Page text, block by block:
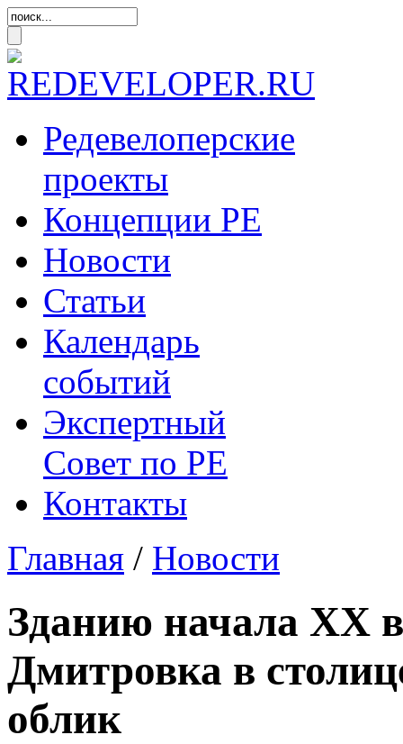
Редевелоперские
проекты
Концепции РЕ
Новости
Статьи
Календарь
событий
Экспертный
Совет по РЕ
Контакты
Главная / Новости
Зданию начала ХХ
Дмитровка в
облик